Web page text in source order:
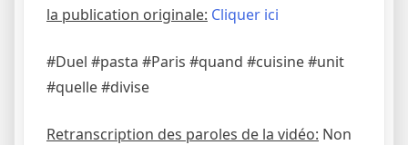
la publication originale: Cliquer ici
#Duel #pasta #Paris #quand #cuisine #unit
#quelle #divise
Retranscription des paroles de la vidéo: Non